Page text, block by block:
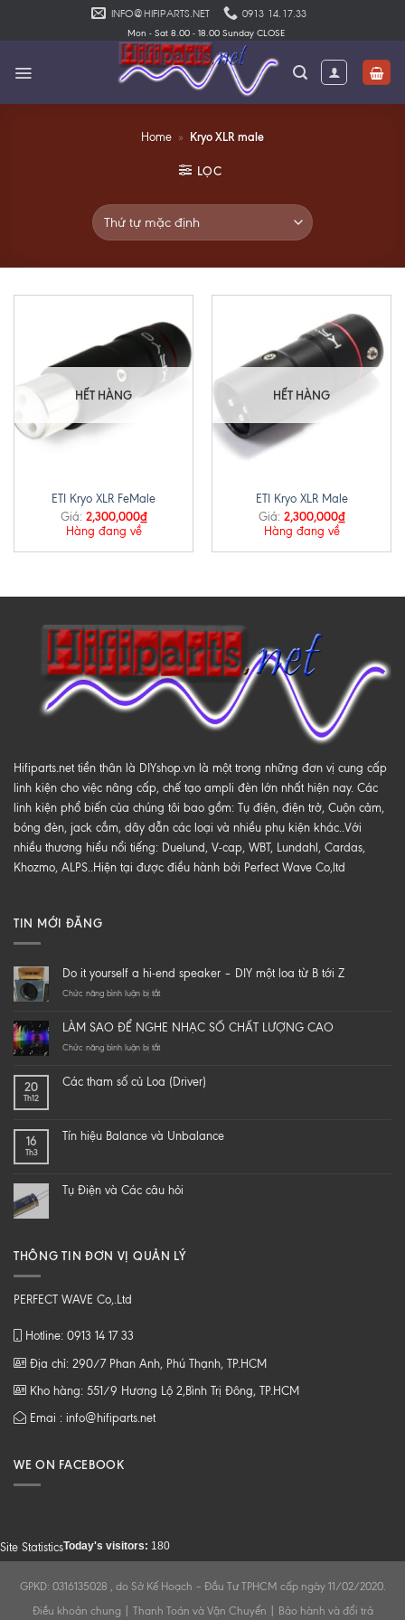
INFO@HIFIPARTS.NET 0913 14.17.33
Mon - Sat 8.00 - 18.00 Sunday CLOSE
Home » Kryo XLR male
LỌC
HẾT HÀNG
ETI Kryo XLR FeMale
Giá: 2,300,000₫
Hàng đang về
HẾT HÀNG
ETI Kryo XLR Male
Giá: 2,300,000₫
Hàng đang về
Hifiparts.net tiền thân là DIYshop.vn là một trong những đơn vị cung cấp
linh kiện cho việc nâng cấp, chế tạo ampli đèn lớn nhất hiện nay. Các
linh kiện phổ biến của chúng tôi bao gồm: Tụ điện, điện trở, Cuộn cảm,
bóng đèn, jack cắm, dây dẫn các loại và nhiều phụ kiện khác..Với
nhiều thương hiểu nổi tiếng: Duelund, V-cap, WBT, Lundahl, Cardas,
Khozmo, ALPS..Hiện tại được điều hành bởi Perfect Wave Co,ltd
TIN MỚI ĐĂNG
Do it yourself a hi-end speaker – DIY một loa từ B tới Z
Chức năng bình luận bị tắtở
yourself
a
speaker
loa
Z
LÀM SAO ĐỂ NGHE NHẠC SỐ CHẤT LƯỢNG CAO
Chức năng bình luận bị tắtở
ĐỂ
CHẤT
20
Th12
Các tham số củ Loa (Driver)
16
Th3
Tín hiệu Balance và Unbalance
Tụ Điện và Các câu hỏi
THÔNG TIN ĐƠN VỊ QUẢN LÝ
PERFECT WAVE Co,.Ltd
Hotline: 0913 14 17 33
Địa chỉ: 290/7 Phan Anh, Phú Thạnh, TP.HCM
Kho hàng: 551/9 Hương Lộ 2,Bình Trị Đông, TP.HCM
Emai : info@hifiparts.net
WE ON FACEBOOK
Site StatisticsToday's visitors: 180
GPKD: 0316135028 , do Sở Kế Hoạch – Đầu Tư TPHCM cấp ngày 11/02/2020.
Điều khoản chung| Thanh Toán và Vận Chuyển Bảo hành và đổi trả